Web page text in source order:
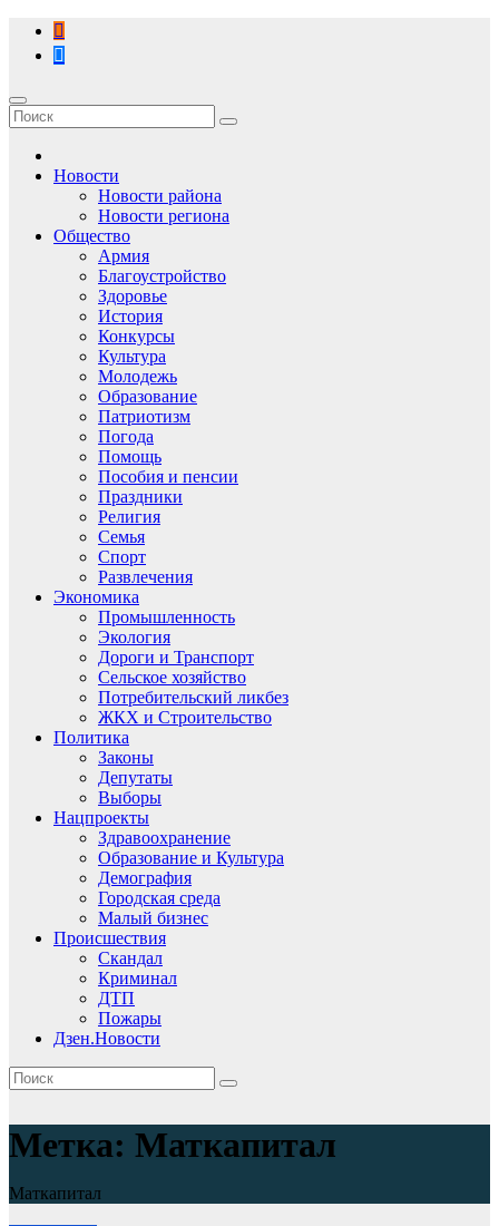
Перейти
содержимому
Новости
Новости района
Новости региона
Общество
Армия
Благоустройство
Здоровье
История
Конкурсы
Культура
Молодежь
Образование
Патриотизм
Погода
Помощь
Пособия и пенсии
Праздники
Религия
Семья
Спорт
Развлечения
Экономика
Промышленность
Экология
Дороги и Транспорт
Сельское хозяйство
Потребительский ликбез
ЖКХ и Строительство
Политика
Законы
Депутаты
Выборы
Нацпроекты
Здравоохранение
Образование и Культура
Демография
Городская среда
Малый бизнес
Происшествия
Скандал
Криминал
ДТП
Пожары
Дзен.Новости
Метка: Маткапитал
Маткапитал